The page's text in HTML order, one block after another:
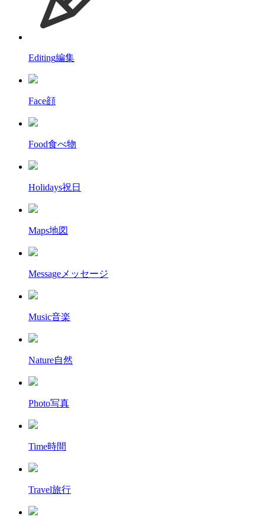
Editing編集
Face顔
Food食べ物
Holidays祝日
Maps地図
Message メッセージ
Music音楽
Nature自然
Photo写真
Time時間
Travel旅行